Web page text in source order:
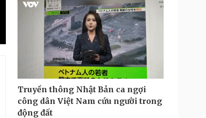
Truyền thông Nhật Bản ca ngợi
công dân Việt Nam cứu người trong
động đất